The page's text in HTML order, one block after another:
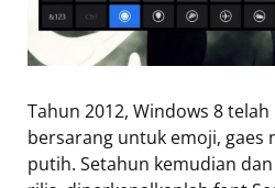
Tahun 2012, Windows 8
bersarang untuk emoji, gaes
putih. Setahun kemudian